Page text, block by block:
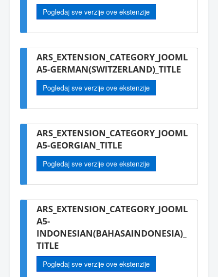
Pogledaj sve verzije ove ekstenzije
ARS_EXTENSION_CATEGORY_JOOML
A5-GERMAN(SWITZERLAND)_TITLE
Pogledaj sve verzije ove ekstenzije
ARS_EXTENSION_CATEGORY_JOOML
A5-GEORGIAN_TITLE
Pogledaj sve verzije ove ekstenzije
ARS_EXTENSION_CATEGORY_JOOML
A5-
INDONESIAN(BAHASAINDONESIA)_
TITLE
Pogledaj sve verzije ove ekstenzije